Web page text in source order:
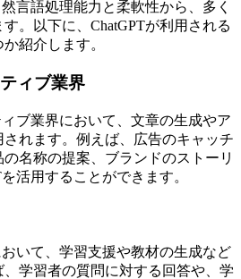
言語処理能力と柔軟性から、多く
。以下に、ChatGPTが利用される
紹介します。
ィブ業界
ブ業界において、文章の生成やア
れます。例えば、広告のキャッチ
名称の提案、ブランドのストーリ
活用することができます。
いて、学習支援や教材の生成など
学習者の質問に対する回答や、学